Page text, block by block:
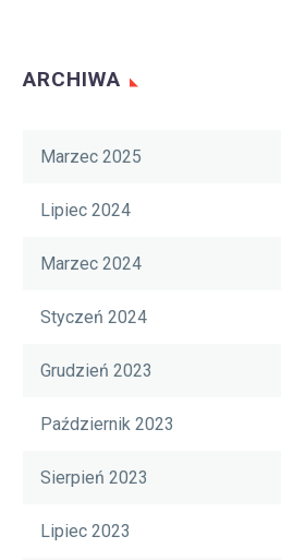
ARCHIWA
Marzec 2025
Lipiec 2024
Marzec 2024
Styczeń 2024
Grudzień 2023
Październik 2023
Sierpień 2023
Lipiec 2023